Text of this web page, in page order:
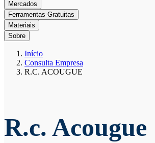
Mercados
Ferramentas Gratuitas
Materiais
Sobre
Início
Consulta Empresa
R.C. ACOUGUE
R.c. Acougue